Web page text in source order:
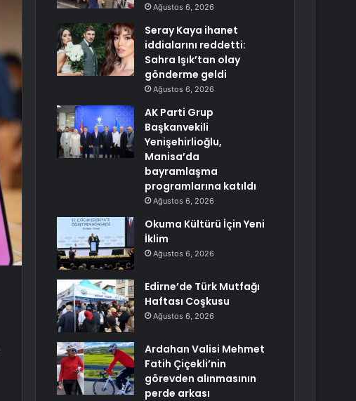
Ağustos 6, 2026
Seray Kaya ihanet
iddialarını reddetti:
Sahra Işık’tan olay
gönderme geldi
Ağustos 6, 2026
AK Parti Grup
Başkanvekili
Yenişehirlioğlu,
Manisa’da
bayramlaşma
programlarına katıldı
Ağustos 6, 2026
Okuma Kültürü İçin Yeni
İklim
Ağustos 6, 2026
Edirne’de Türk Mutfağı
Haftası Coşkusu
Ağustos 6, 2026
Ardahan Valisi Mehmet
Fatih Çiçekli’nin
görevden alınmasının
perde arkası